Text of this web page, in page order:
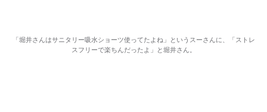
「堀井さんはサニタリー吸水ショーツ使ってたよね」というスーさんに、「ストレ
スフリーで楽ちんだったよ」と堀井さん。